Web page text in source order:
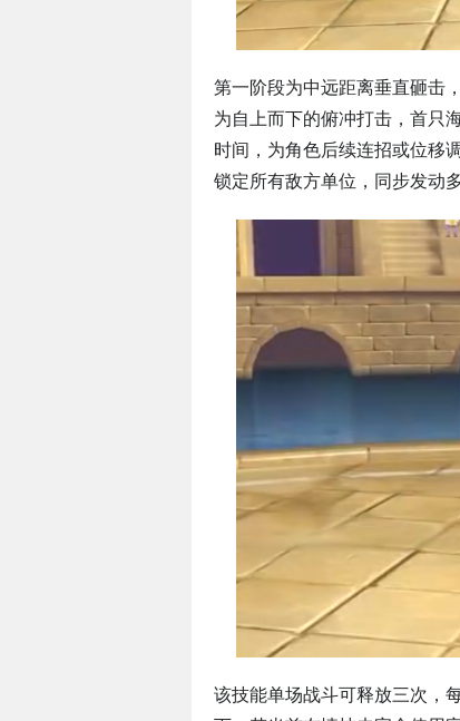
第一阶段为中远距离垂直砸击
为自上而下的俯冲打击，首只
时间，为角色后续连招或位移
锁定所有敌方单位，同步发动
该技能单场战斗可释放三次，